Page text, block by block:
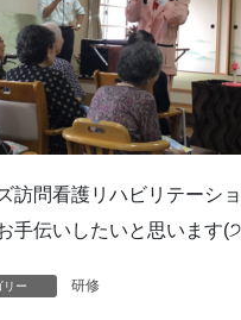
訪問看護リハビリテーシ
手伝いしたいと思いま
リー 研修